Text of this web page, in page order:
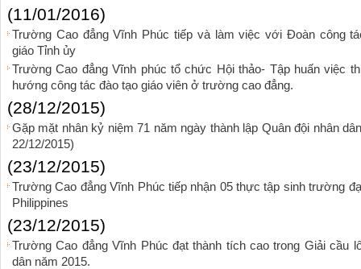
(11/01/2016)
Trường Cao đẳng Vĩnh Phúc tiếp và làm việc với Đoàn công
giáo Tỉnh ủy
Trường Cao đẳng Vĩnh phúc tổ chức Hội thảo- Tập huấn việc
hướng công tác đào tạo giáo viên ở trường cao đẳng.
(28/12/2015)
Gặp mặt nhân kỷ niệm 71 năm ngày thành lập Quân đội nhân
22/12/2015)
(23/12/2015)
Trường Cao đẳng Vĩnh Phúc tiếp nhận 05 thực tập sinh trường
Philippines
(23/12/2015)
Trường Cao đẳng Vĩnh Phúc đạt thành tích cao trong Giải cầu
dân năm 2015.